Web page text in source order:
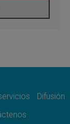
con una
Difusión